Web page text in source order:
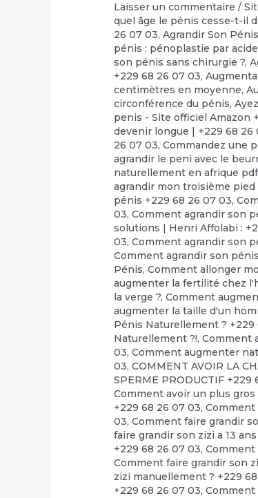
Laisser un commentaire /
quel âge le pénis cesse-t-il
26 07 03,Agrandir Son
pénis : pénoplastie par
son pénis sans chirurgie ?,
+229 68 26 07 03,
centimètres en moyenne,
circonférence du pénis,
penis - Site officiel Amazon
devenir longue | +229 68 26
26 07 03,Commandez une
agrandir le peni avec le
naturellement en afrique
agrandir mon troisième pied
pénis +229 68 26 07 03,
03,Comment agrandir son
solutions | Henri Affolabi :
03,Comment agrandir son
Comment agrandir son
Pénis,Comment allonger
augmenter la fertilité chez
la verge ?,Comment
augmenter la taille d'un
Pénis Naturellement ? +229
Naturellement ?!,Comment
03,Comment augmenter
03,COMMENT AVOIR LA
SPERME PRODUCTIF +229
Comment avoir un plus
+229 68 26 07 03,Comment
03,Comment faire grandir
faire grandir son zizi a 13
+229 68 26 07 03,Comment
Comment faire grandir son
zizi manuellement ? +229
+229 68 26 07 03,Comment